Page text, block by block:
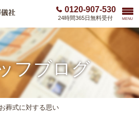
0120-907-530
24時間365日無料受付 MENU
フブログ
お葬式に対する思い